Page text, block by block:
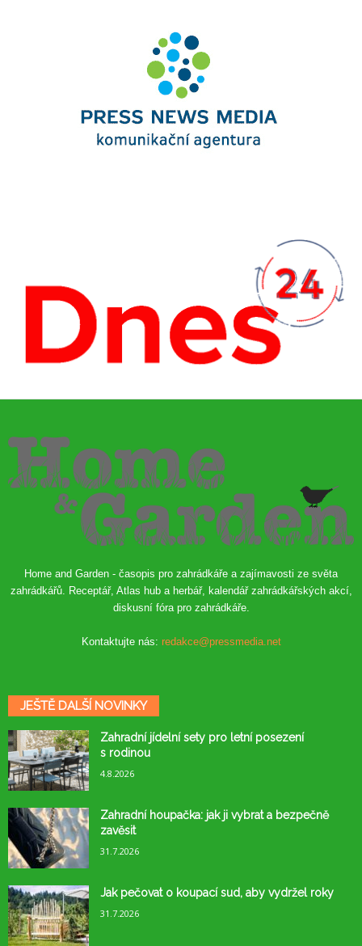
Home and Garden - časopis pro zahrádkáře a zajímavosti ze světa
zahrádkářů. Receptář, Atlas hub a herbář, kalendář zahrádkářských akcí,
diskusní fóra pro zahrádkáře.
Kontaktujte nás: redakce@pressmedia.net
JEŠTĚ DALŠÍ NOVINKY
Zahradní jídelní sety pro letní posezení
s rodinou
4.8.2026
Zahradní houpačka: jak ji vybrat a bezpečně
zavěsit
31.7.2026
Jak pečovat o koupací sud, aby vydržel roky
31.7.2026